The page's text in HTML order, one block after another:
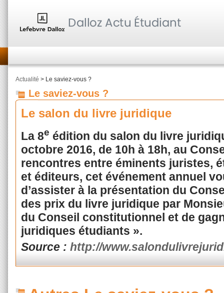
Actualité > Le saviez-vous ?
Le saviez-vous ?
Le salon du livre juridique
La 8e édition du salon du livre
octobre 2016, de 10h à 18h, au
rencontres entre éminents juristes,
et éditeurs, cet événement annuel
d’assister à la présentation du
des prix du livre juridique par
du Conseil constitutionnel et de
juridiques étudiants ».
Source : http://